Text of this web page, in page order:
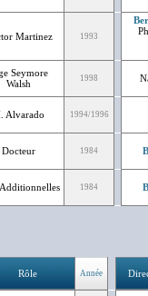
Martinez 1993
Seymore
Walsh
1998
Alvarado 1994/1996
Docteur 1984
1984
Rôle Année